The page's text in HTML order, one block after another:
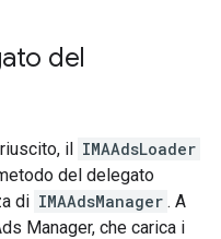
del
il IMAAdsLoader
del delegato
di IMAAdsManager . A
Manager, che carica i